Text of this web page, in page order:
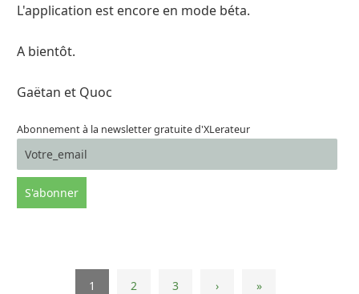
L'application est encore en mode béta.
A bientôt.
Gaëtan et Quoc
Abonnement à la newsletter gratuite d'XLerateur
1 2 3 › »